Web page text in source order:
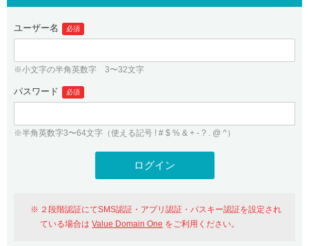
gTLDオークション NEW!
.jpドメインバックオーダー
プレミアムドメイン
人気ドメインの種類
WHOIS検索
紹介制度
バリュードメインAPI
ドメイン・ホスティングOEM
ログイン
従来のバリュードメインをご利用希望の方
Value Domainにログイン
おすすめ One レンタルサーバーを含む最新の機能を使う方
ユーザー登録
ユーザー名 必須
※小文字の半角英数字 3〜32文字
パスワード 必須
※半角英数字3〜64文字（使える記号 ! # $ % & + - ? . @ ^）
２段階認証にてSMS認証・アプリ認証・パスキー認証を設定され
ている場合はValue Domain One をご利用ください。